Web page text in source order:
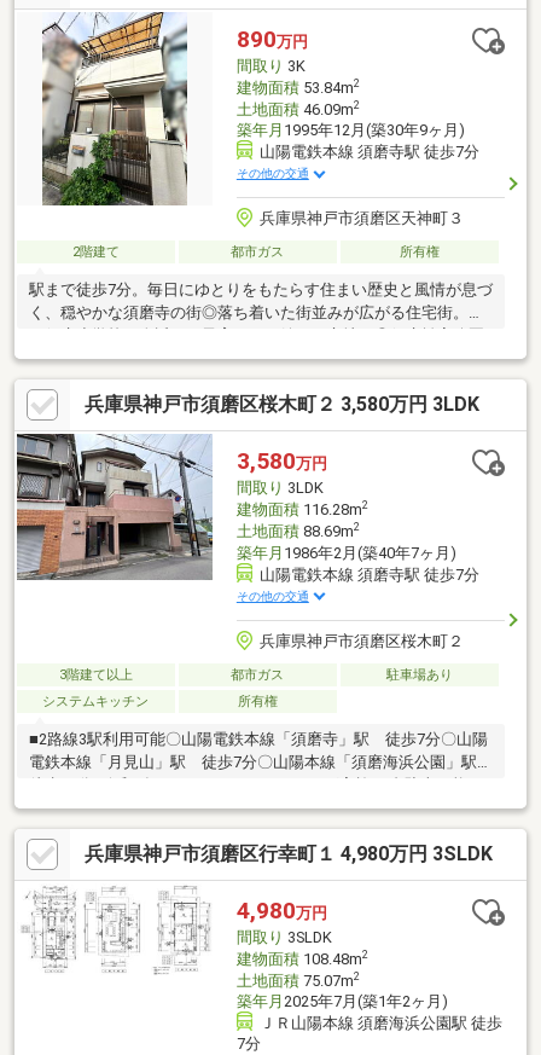
市須磨区）：約360ｍ（徒歩約5分）●神戸市立東須磨小学校：約
480ｍ（徒歩約6分）●神戸市立飛松中学校：約580ｍ（徒歩約8
分）
890万円
間取り 3K
建物面積53.84m2
土地面積46.09m2
築年月 1995年12月(築30年9ヶ月)
山陽電鉄本線 須磨寺駅 徒歩7分
その他の交通
兵庫県神戸市須磨区天神町３
2階建て 都市ガス 所有権
駅まで徒歩7分。毎日にゆとりをもたらす住まい歴史と風情が息づ
く、穏やかな須磨寺の街◎落ち着いた街並みが広がる住宅街。◎
や須磨海岸が日常の散歩コース。◎歴史ある須磨寺や商店街を身
近に感じる暮らし。◎暮らしを支えるスーパーや生活施設が徒歩
圏。ご内覧ご希望の方はお気軽にお問い合わせくださいませ。土
日祝・平日の仕事帰りでも見学可能です♪
兵庫県神戸市須磨区桜木町２ 3,580万円 3LDK
3,580万円
間取り 3LDK
建物面積116.28m2
土地面積88.69m2
築年月 1986年2月(築40年7ヶ月)
山陽電鉄本線 須磨寺駅 徒歩7分
その他の交通
兵庫県神戸市須磨区桜木町２
3階建て以上 都市ガス
駐車場あり
システムキッチン
所有権
■2路線3駅利用可能〇山陽電鉄本線「須磨寺」駅 徒歩7分〇山陽
電鉄本線「月見山」駅 徒歩7分〇山陽本線「須磨海浜公園」駅
徒歩15分■令和7年9月 ハウスクリーニング実施■3台駐車可能
（車種により制限あり）■建物面積：116.28㎡ 3LDKタイプ■ウォ
ークインクローゼットあり■全居室収納あり■3階部分にロフトあ
り■前面道路との高低差無し■電動シャッター付きガレージ■土地
面積：88.69㎡
兵庫県神戸市須磨区行幸町１ 4,980万円 3SLDK
4,980万円
間取り 3SLDK
建物面積108.48m2
土地面積75.07m2
築年月 2025年7月(築1年2ヶ月)
ＪＲ山陽本線 須磨海浜公園駅 徒歩
7分